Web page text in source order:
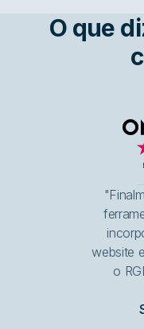
O que
website
o